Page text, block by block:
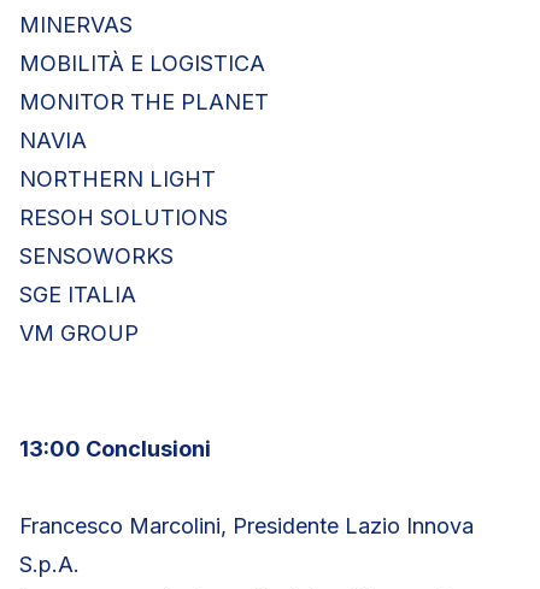
MINERVAS
MOBILITÀ E LOGISTICA
MONITOR THE PLANET
NAVIA
NORTHERN LIGHT
RESOH SOLUTIONS
SENSOWORKS
SGE ITALIA
VM GROUP
13:00 Conclusioni
Francesco Marcolini, Presidente Lazio Innova
S.p.A.